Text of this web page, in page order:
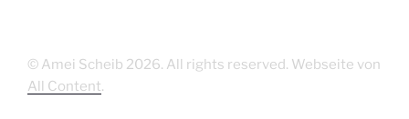
© Amei Scheib 2026. All rights reserved. Webseite von
All Content.